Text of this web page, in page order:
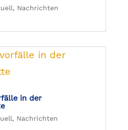
, Nachrichten
in der
, Nachrichten